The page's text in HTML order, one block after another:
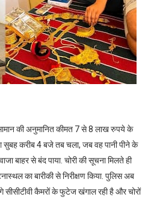
की अनुमानित कीमत 7 से 8 लाख रुपये के
सुबह करीब 4 बजे तब चला, जब वह पानी पीने के
बाहर से बंद पाया. चोरी की सूचना मिलते ही
का बारीकी से निरीक्षण किया. पुलिस अब
कैमरों के फुटेज खंगाल रही है और चोरों